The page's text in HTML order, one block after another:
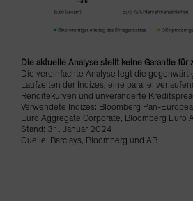
Die aktuelle Analyse stellt keine Garantie für
Die vereinfachte Analyse legt die
Laufzeiten der Indizes, eine parallel
Renditekurven und unveränderte
Verwendete Indizes: Bloomberg Pan-
Euro Aggregate Corporate, Bloomberg Euro
Stand: 31. Januar 2024
Quelle: Barclays, Bloomberg und AB